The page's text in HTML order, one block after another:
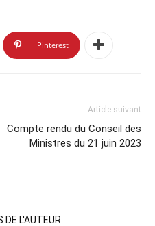
Pinterest
Article suivant
Compte rendu du Conseil des
Ministres du 21 juin 2023
DE L'AUTEUR